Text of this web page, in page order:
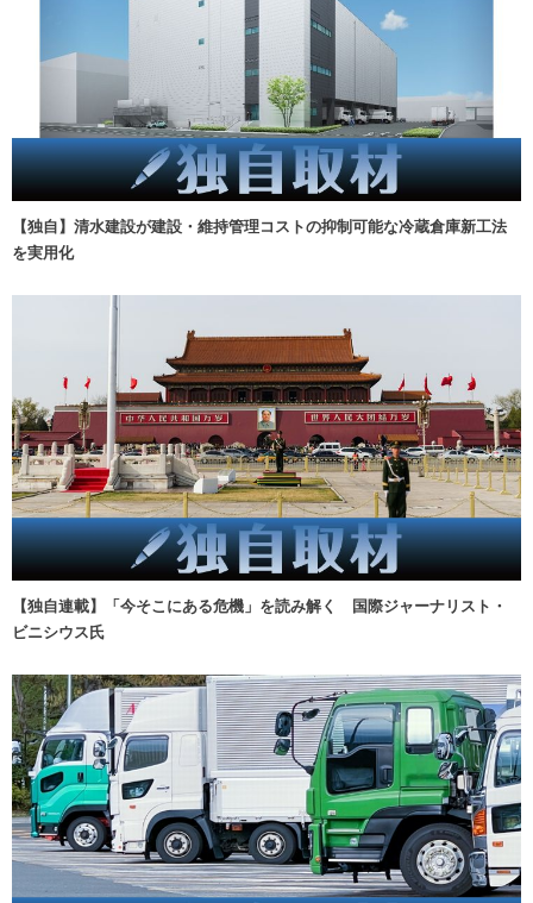
【独自】清水建設が建設・維持管理コストの抑制可能な冷蔵倉庫新工法
を実用化
【独自連載】「今そこにある危機」を読み解く 国際ジャーナリスト・
ビニシウス氏